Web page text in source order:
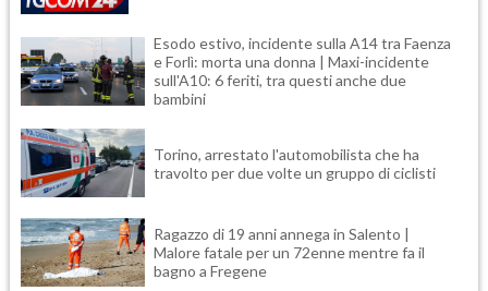
Esodo estivo, incidente sulla A14 tra Faenza
e Forlì: morta una donna | Maxi-incidente
sull'A10: 6 feriti, tra questi anche due
bambini
Torino, arrestato l'automobilista che ha
travolto per due volte un gruppo di ciclisti
Ragazzo di 19 anni annega in Salento |
Malore fatale per un 72enne mentre fa il
bagno a Fregene